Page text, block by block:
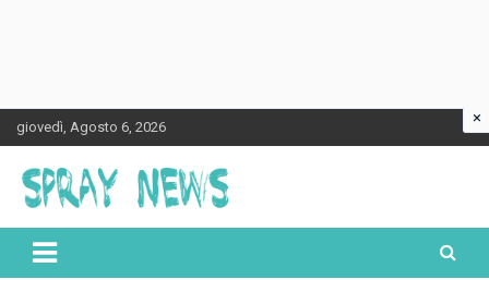
Skip
to
content
giovedì, Agosto 6, 2026
Spraynews.it
×